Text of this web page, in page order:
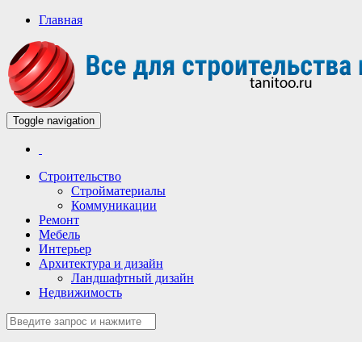
Главная
Строительный портал
Всё для строительства и ремонта
Toggle navigation
Строительство
Стройматериалы
Коммуникации
Ремонт
Мебель
Интерьер
Архитектура и дизайн
Ландшафтный дизайн
Недвижимость